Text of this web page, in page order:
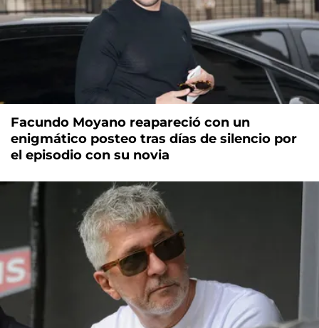
Facundo Moyano reapareció con un
enigmático posteo tras días de silencio por
el episodio con su novia